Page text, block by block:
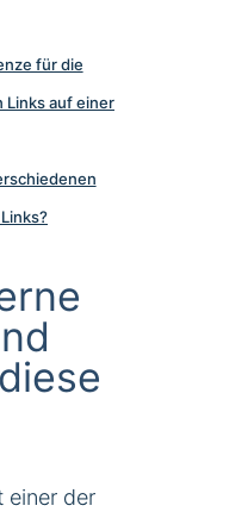
für die
Links auf einer
einer der